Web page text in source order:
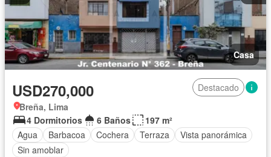
Casa
USD270,000
Destacado
Breña, Lima
4 Dormitorios
6 Baños
197 m²
Agua
Barbacoa Cochera Terraza
Vista panorámica
Sin amoblar